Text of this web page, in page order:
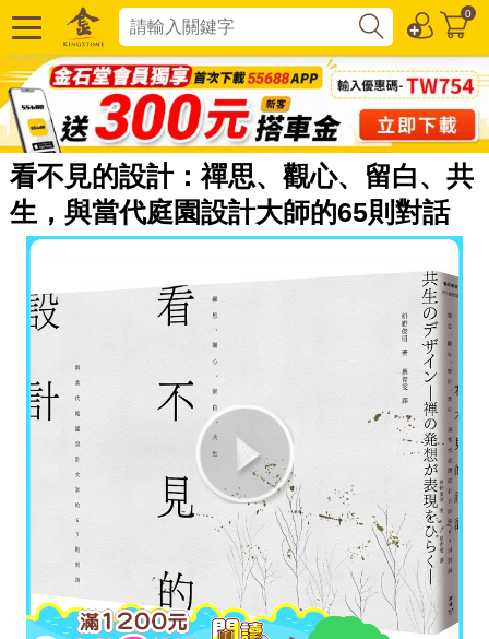
0
看不見的設計：禪思、觀心、留白、共
生，與當代庭園設計大師的65則對話